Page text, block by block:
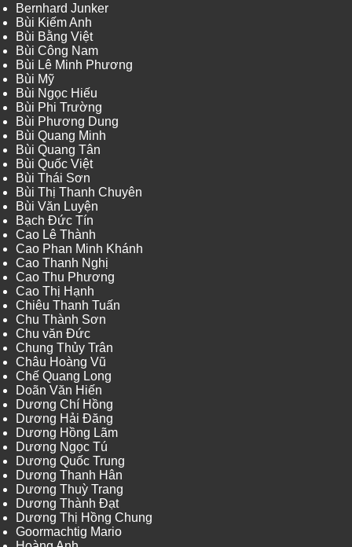
Bernhard Junker
Bùi Kiếm Anh
Bùi Bằng Việt
Bùi Công Nam
Bùi Lê Minh Phương
Bùi Mỹ
Bùi Ngọc Hiếu
Bùi Phi Trường
Bùi Phương Dung
Bùi Quang Minh
Bùi Quang Tân
Bùi Quốc Việt
Bùi Thái Sơn
Bùi Thị Thanh Chuyên
Bùi Văn Luyện
Bạch Đức Tín
Cao Lê Thành
Cao Phan Minh Khánh
Cao Thanh Nghị
Cao Thu Phương
Cao Thị Hạnh
Chiêu Thanh Tuấn
Chu Thành Sơn
Chu văn Đức
Chung Thủy Trân
Châu Hoàng Vũ
Chế Quang Long
Doãn Văn Hiến
Dương Chí Hồng
Dương Hải Đăng
Dương Hồng Lãm
Dương Ngọc Tú
Dương Quốc Trung
Dương Thanh Hân
Dương Thuỳ Trang
Dương Thành Đạt
Dương Thị Hồng Chung
Goormachtig Mario